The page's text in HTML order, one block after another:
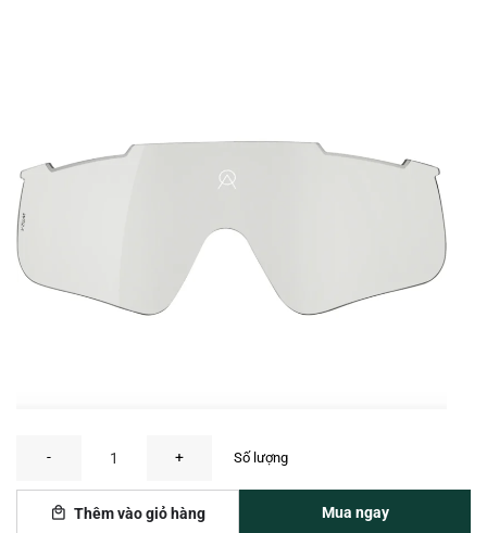
Thêm vào giỏ hàng Mua ngay